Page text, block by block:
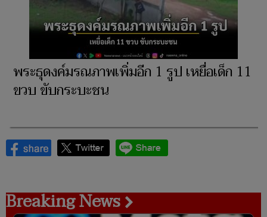
พระธุดงค์มรณภาพเพิ่มอีก 1 รูป เหยื่อเด็ก 11
ขวบ ขับกระบะชน
Breaking News